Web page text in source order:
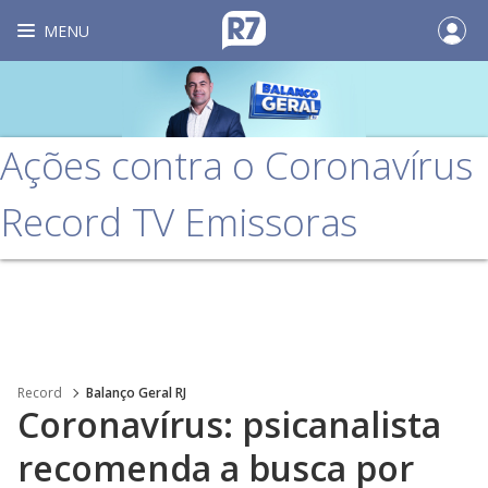
MENU
Ações contra o Coronavírus
Record TV Emissoras
Record Balanço Geral RJ
Coronavírus: psicanalista
recomenda a busca por